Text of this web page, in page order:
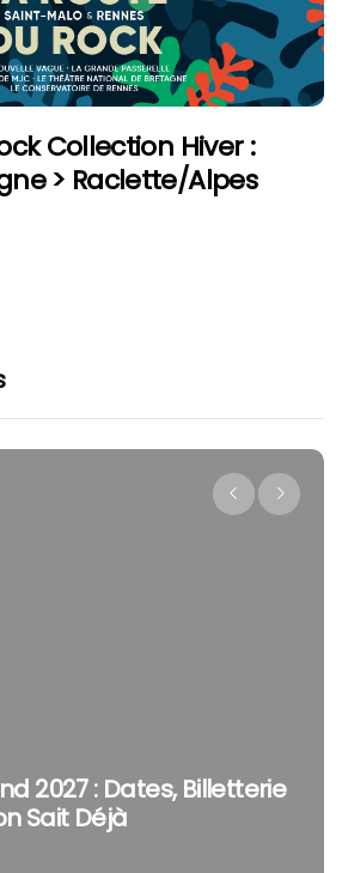
Collection Hiver :
> Raclette/Alpes
2027 : Dates, Billetterie
Sait Déjà